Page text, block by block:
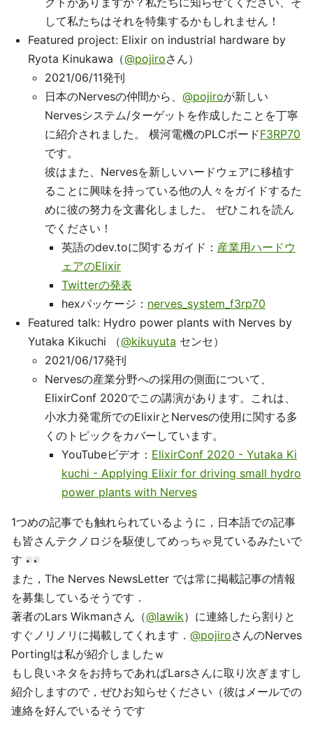
して私たちはそれを特集するかもしれません！
Featured project: Elixir on industrial hardware by
Ryota Kinukawa（@pojiroさん）
2021/06/11発刊
日本のNervesの仲間から、 @pojiroが新しい
Nervesシステム/ターゲットを作成したことを丁寧
に紹介されました。 横河電機のPLCボードF3RP70
です。
彼はまた、Nervesを新しいハードウェアに移植す
ることに興味を持っている他の人々をガイドするた
めに彼の努力を文書化しました。 ぜひこれを読ん
でください！
英語のdev.toに関するガイド： 産業用ハードウ
ェアのElixir
Twitterの発表
hexパッケージ： nerves_system_f3rp70
Featured talk: Hydro power plants with Nerves by
Yutaka Kikuchi （@kikuyuta センセ）
2021/06/17発刊
Nervesの産業分野への採用の側面について、
ElixirConf 2020でこの講演があります。これは、
小水力発電所でのElixirとNervesの使用に関する多
くのトピックをカバーしています。
YouTubeビデオ： ElixirConf 2020 - Yutaka Ki
kuchi - Applying Elixir for driving small hydro
power plants with Nerves
1つめの記事でも触れられているように，日本語での記事
も皆さんテクノロジを駆使してめっちゃ見ているみたいで
す
また，The Nerves NewsLetter では常に掲載記事の情報
を募集しているそうです．
著者のLars Wikmanさん（@lawik）に連絡したら割りと
すぐノリノリに掲載してくれます． @pojiroさんのNerves
Porting!は私が紹介しましたｗ
もし良いネタをお持ちであればLarsさんに取り次ぎますし
紹介しますので，ぜひお知らせください（彼はメールでの
連絡を好んでいるそうです